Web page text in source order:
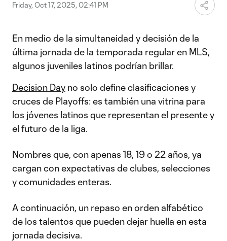
Friday, Oct 17, 2025, 02:41 PM
En medio de la simultaneidad y decisión de la
última jornada de la temporada regular en MLS,
algunos juveniles latinos podrían brillar.
Decision Day no solo define clasificaciones y
cruces de Playoffs: es también una vitrina para
los jóvenes latinos que representan el presente y
el futuro de la liga.
Nombres que, con apenas 18, 19 o 22 años, ya
cargan con expectativas de clubes, selecciones
y comunidades enteras.
A continuación, un repaso en orden alfabético
de los talentos que pueden dejar huella en esta
jornada decisiva.